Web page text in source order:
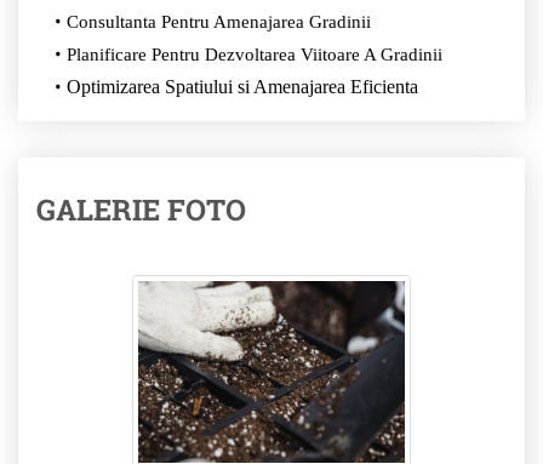
Consultanta Pentru Amenajarea Gradinii
Planificare Pentru Dezvoltarea Viitoare A Gradinii
Optimizarea Spatiului si Amenajarea Eficienta
GALERIE FOTO